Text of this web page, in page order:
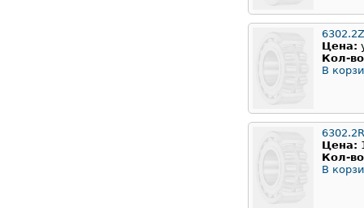
6302.2Z
Цена:
Кол-
В
Цена:
Кол-
В